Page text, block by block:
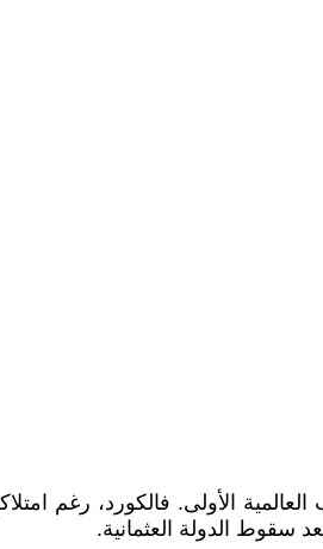
الأولى. فالكورد، رغم
سقوط الدولة العثمانية.